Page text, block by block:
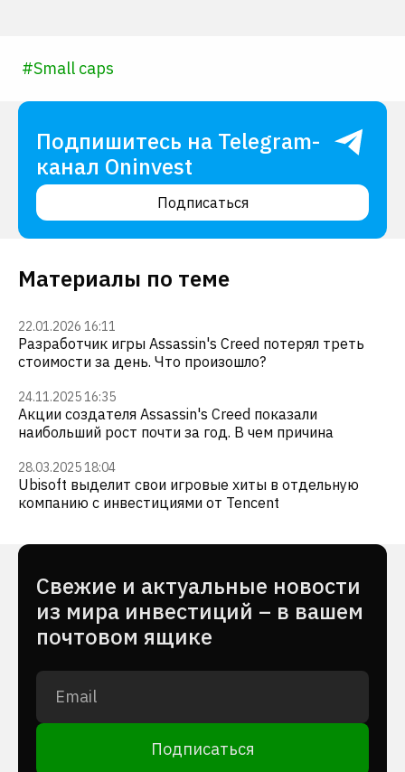
#Small caps
Подпишитесь на Telegram-
канал Oninvest
Подписаться
Материалы по теме
22.01.2026 16:11
Разработчик игры Assassin's Creed потерял треть
стоимости за день. Что произошло?
24.11.2025 16:35
Акции создателя Assassin's Creed показали
наибольший рост почти за год. В чем причина
28.03.2025 18:04
Ubisoft выделит свои игровые хиты в отдельную
компанию с инвестициями от Tencent
Cвежие и актуальные новости
из мира инвестиций – в вашем
почтовом ящике
Подписаться